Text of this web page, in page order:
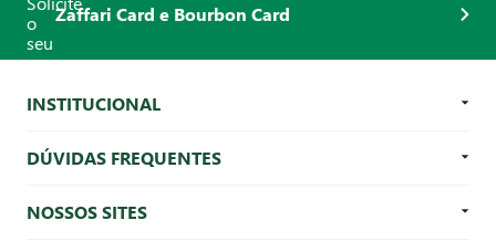
Zaffari Card e Bourbon Card
INSTITUCIONAL
DÚVIDAS FREQUENTES
NOSSOS SITES